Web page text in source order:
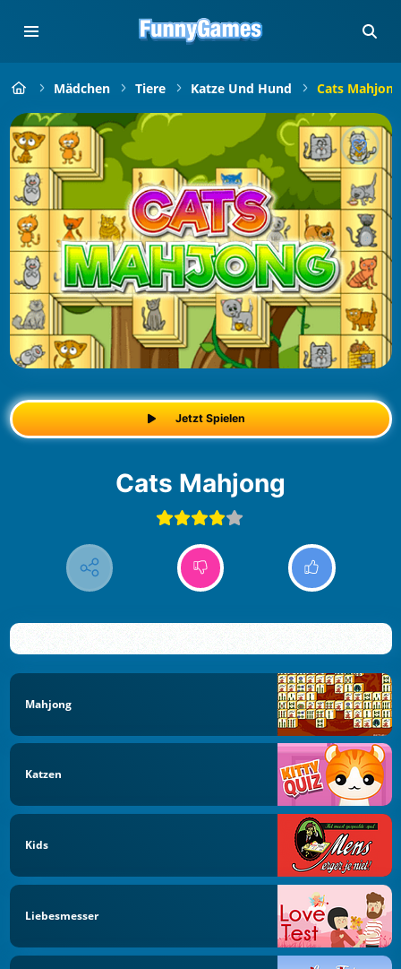
Mädchen Tiere Katze Und Hund Cats Mahjong
Jetzt Spielen
Cats Mahjong
Mahjong
Katzen
Kids
Liebesmesser